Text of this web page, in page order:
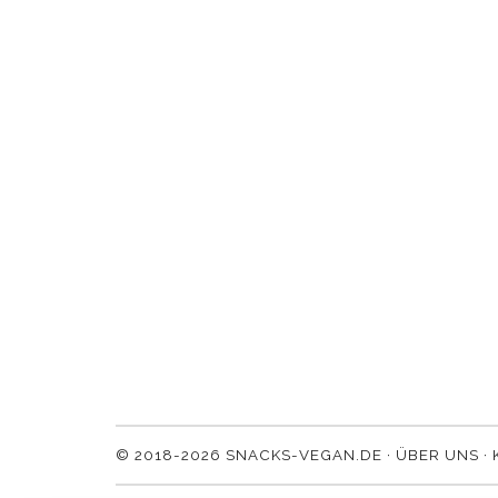
© 2018-2026 SNACKS-VEGAN.DE · ÜBER UNS ·